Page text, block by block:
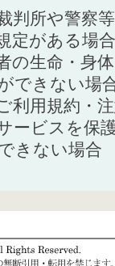
判所や警察
定がある場合
の生命・身
できない場
利用規約・
ービスを保
きない場合